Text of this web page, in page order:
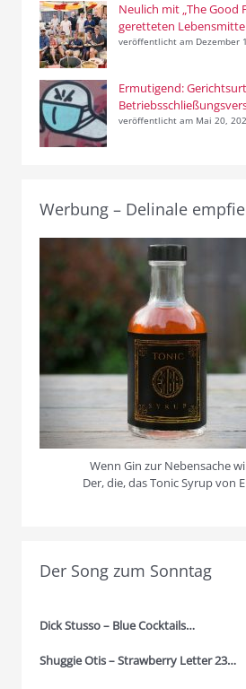
Neulich mit „The Good
geretteten
veröffentlicht am Dezember
Ermutigend:
veröffentlicht am Mai 20,
Werbung – Delinale
Wenn Gin zur Nebensache
Der, die, das Tonic Syrup von
Der Song zum Sonntag
Dick Stusso – Blue Cocktails…
Shuggie Otis – Strawberry Letter 23…